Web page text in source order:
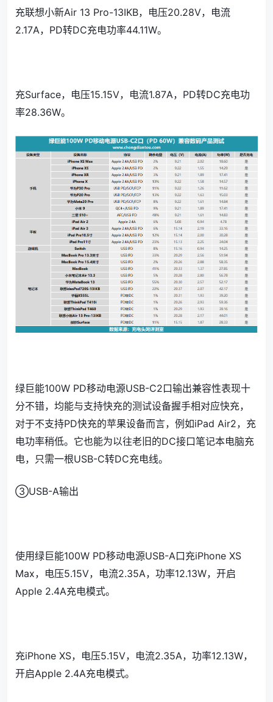
充联想小新Air 13 Pro-13IKB，电压20.28V，电流
2.17A，PD转DC充电功率44.11W。
充Surface，电压15.15V，电流1.87A，PD转DC充电功
率28.36W。
绿巨能100W PD移动电源USB-C2口输出兼容性表现十
分不错，均能与支持快充的测试设备握手相对应快充，
对于不支持PD快充的苹果设备而言，例如iPad Air2，充
电功率稍低。它也能为以往老旧的DC接口笔记本电脑充
电，只需一根USB-C转DC充电线。
③USB-A输出
使用绿巨能100W PD移动电源USB-A口充iPhone XS
Max，电压5.15V，电流2.35A，功率12.13W，开启
Apple 2.4A充电模式。
充iPhone XS，电压5.15V，电流2.35A，功率12.13W，
开启Apple 2.4A充电模式。